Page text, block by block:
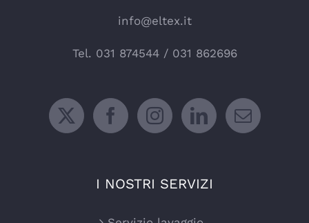
info@eltex.it
Tel. 031 874544/ 031 862696
I NOSTRI SERVIZI